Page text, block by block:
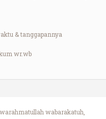
& tanggapannya
wr.wb
wabarakatuh,